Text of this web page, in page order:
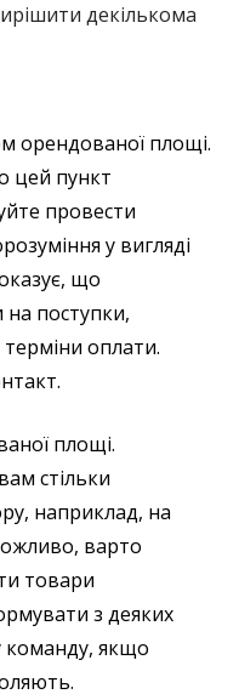
декількома
орендованої площі.
цей пункт
провести
у вигляді
що
поступки,
оплати.
площі.
стільки
наприклад, на
варто
товари
з деяких
команду, якщо